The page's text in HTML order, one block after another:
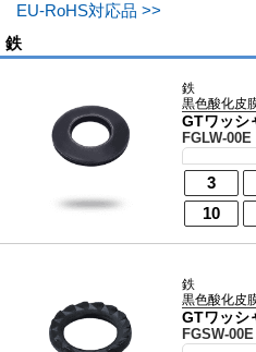
EU-RoHS対応品 >>
鉄
鉄
黒色酸化皮
GTワッシ
FGLW-00E
3
10
鉄
黒色酸化皮
GTワッシ
FGSW-00E